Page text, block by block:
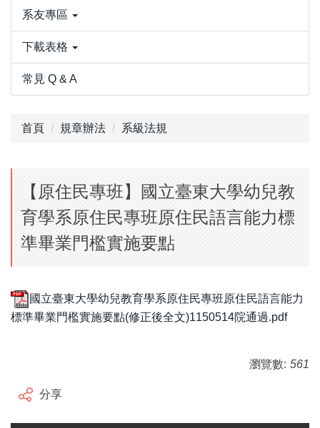
系友專區
下載表格
常見 Q & A
首頁 規章辦法 系級法規
【原住民專班】國立臺東大學幼兒教
育學系原住民專班原住民語言能力標
準畢業門檻實施要點
國立臺東大學幼兒教育學系原住民專班原住民語言能力
標準畢業門檻實施要點(修正後全文)1150514院通過.pdf
瀏覽數: 561
分享